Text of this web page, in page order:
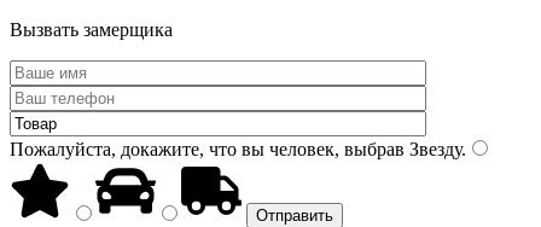
Вызвать замерщика
Пожалуйста, докажите, что вы человек, выбрав Звезду.